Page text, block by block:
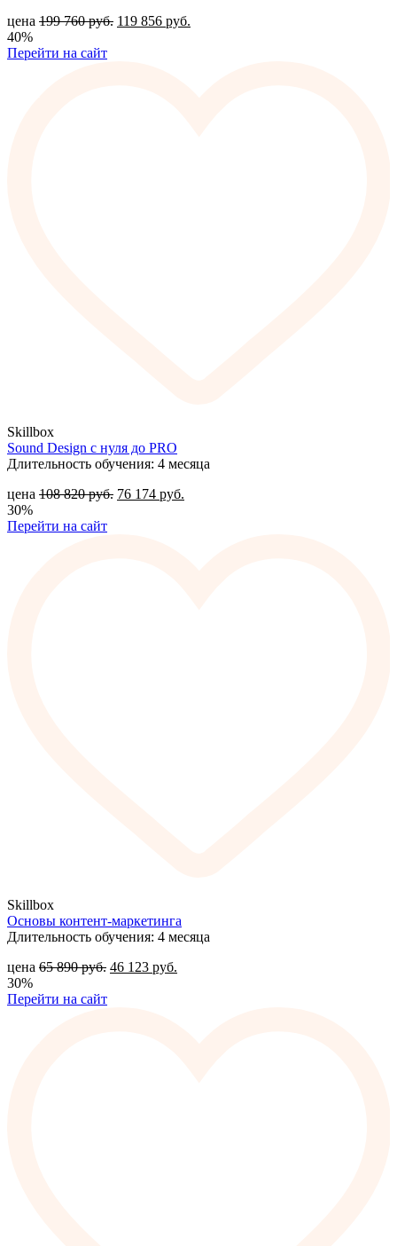
цена 199 760руб. 119 856 руб.
40%
Перейти на сайт
Skillbox
Sound Design с нуля до PRO
Длительность обучения: 4 месяца
цена 108 820руб. 76 174 руб.
30%
Перейти на сайт
Skillbox
Основы контент-маркетинга
Длительность обучения: 4 месяца
цена 65 890руб. 46 123 руб.
30%
Перейти на сайт